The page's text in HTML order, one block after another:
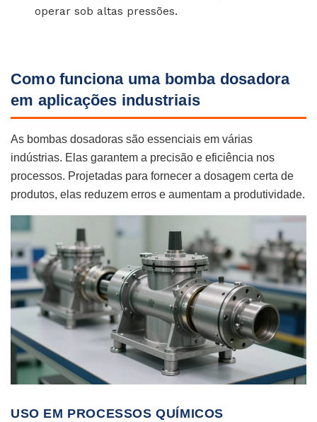
operar sob altas pressões.
Como funciona uma bomba dosadora
em aplicações industriais
As bombas dosadoras são essenciais em várias
indústrias. Elas garantem a precisão e eficiência nos
processos. Projetadas para fornecer a dosagem certa de
produtos, elas reduzem erros e aumentam a produtividade.
USO EM PROCESSOS QUÍMICOS